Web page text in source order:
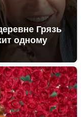
Грязь
одному